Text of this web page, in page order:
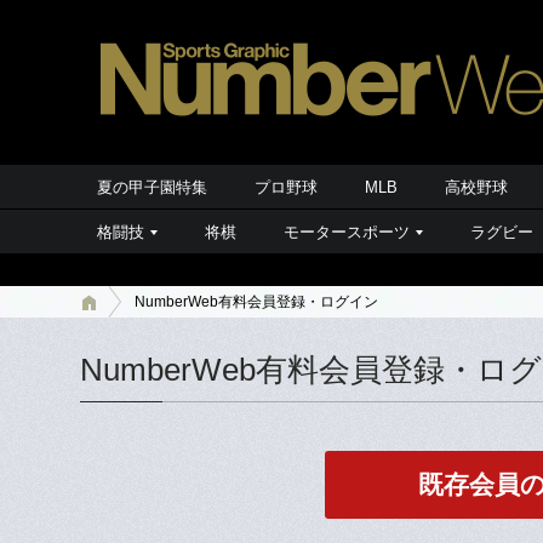
夏の甲子園特集 プロ野球 MLB 高校野球
格闘技 将棋 モータースポーツ ラグビー
NumberWeb有料会員登録・ログイン
NumberWeb有料会員登録・ロ
既存会員